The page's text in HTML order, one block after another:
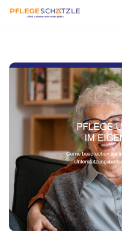
springen